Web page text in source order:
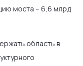
моста – 6,6 млрд
область в